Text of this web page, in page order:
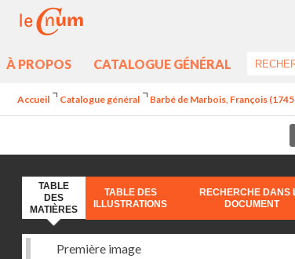
À PROPOS CATALOGUE GÉNÉRAL
Accueil Catalogue général Barbé de Marbois, François
TABLE
DES
MATIÈRES
TABLE DES
ILLUSTRATIONS
RECHERCHE DANS
DOCUMENT
Première image